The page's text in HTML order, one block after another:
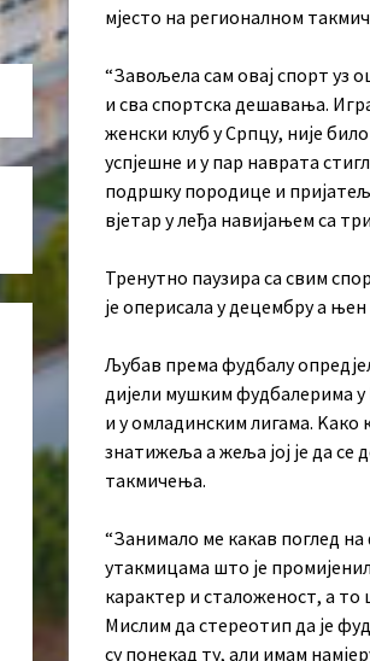
мјесто на регионалном
“Завољела сам овај спорт уз
и сва спортска дешавања.
женски клуб у Српцу, није
успјешне и у пар наврата
подршку породице и
вјетар у леђа навијањем са
Тренутно паузира са свим
је оперисала у децембру а њен
Љубав према фудбалу
дијели мушким фудбалерима
и у омладинским лигама.
знатижеља а жеља јој је да се
такмичења.
“Занимало ме какав поглед
утакмицама што је
карактер и сталоженост, а
Мислим да стереотип да је
су понекад ту, али имам